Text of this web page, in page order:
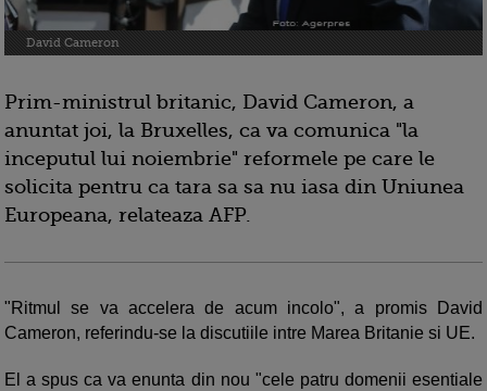
David Cameron
Prim-ministrul britanic, David Cameron, a
anuntat joi, la Bruxelles, ca va comunica "la
inceputul lui noiembrie" reformele pe care le
solicita pentru ca tara sa sa nu iasa din Uniunea
Europeana, relateaza AFP.
"Ritmul se va accelera de acum incolo", a promis David
Cameron, referindu-se la discutiile intre Marea Britanie si UE.
El a spus ca va enunta din nou "cele patru domenii esentiale